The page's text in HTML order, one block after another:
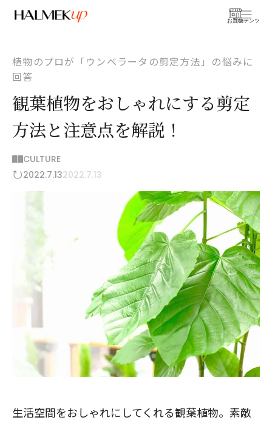
お買物
コンテンツ
植物のプロが「ウンベラータの剪定方法」の悩みに
回答
観葉植物をおしゃれにする剪定
方法と注意点を解説！
CULTURE
2022.7.132022.7.13
生活空間をおしゃれにしてくれる観葉植物。素敵